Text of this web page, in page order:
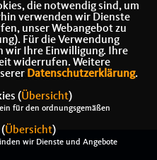
DATENSCHUTZ
die notwendig sind, um
verwenden wir Dienste
unser Webangebot zu
Für die Verwendung
wir Ihre Einwilligung. Ihre
widerrufen. Weitere
Datenschutzerklärung.
(Übersicht)
für den ordnungsgemäßen
Übersicht)
wir Dienste und Angebote